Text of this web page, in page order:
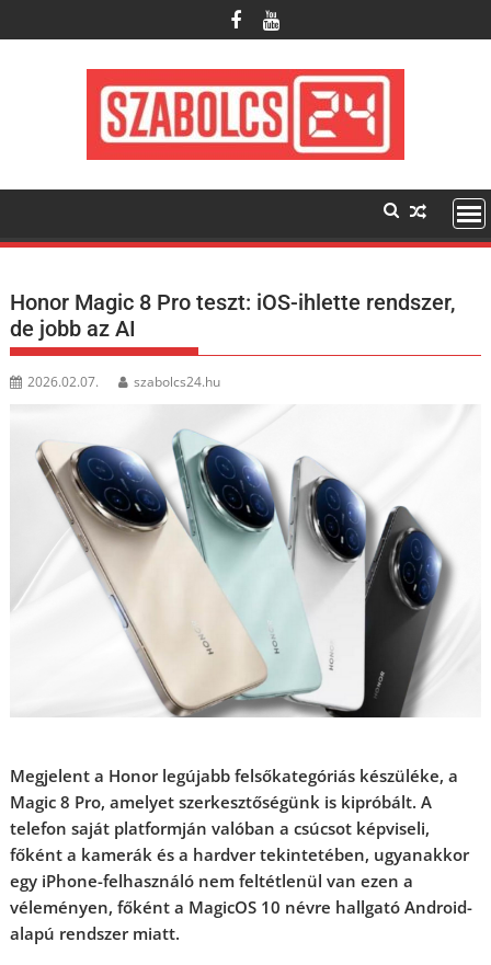
to
Honor Magic 8 Pro teszt: iOS-ihlette rendszer,
de jobb az AI
2026.02.07. szabolcs24.hu
Megjelent a Honor legújabb felsőkategóriás készüléke, a
Magic 8 Pro, amelyet szerkesztőségünk is kipróbált. A
telefon saját platformján valóban a csúcsot képviseli,
főként a kamerák és a hardver tekintetében, ugyanakkor
egy iPhone-felhasználó nem feltétlenül van ezen a
véleményen, főként a MagicOS 10 névre hallgató Android-
alapú rendszer miatt.